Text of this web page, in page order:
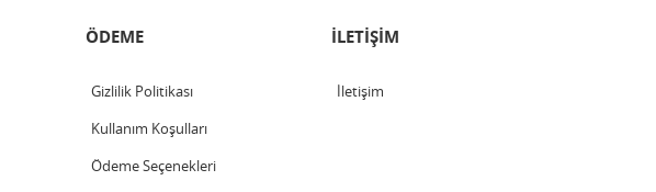
ÖDEME
Gizlilik Politikası
Kullanım Koşulları
Ödeme Seçenekleri
İLETİŞİM
İletişim